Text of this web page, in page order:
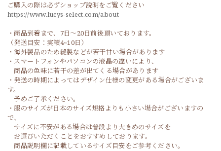
ご購入の際は必ずショップ説明をご覧ください
https://www.lucys-select.com/about
・商品到着まで、7日～20日前後頂いております。
（発送目安：実績4~10日）
・海外製品のため縫製などが若干甘い場合があります
・スマートフォンやパソコンの液晶の違いにより、
商品の色味に若干の差が出てくる場合があります
・発送の時期によってはデザイン仕様の変更がある場合がございま
す。
予めご了承ください。
・服のサイズが日本のサイズ規格よりも小さい場合がございますの
で、
サイズに不安がある場合は普段より大きめのサイズを
お選びいただくことをおすすめしております。
商品説明欄に記載しているサイズ目安をご参考ください。